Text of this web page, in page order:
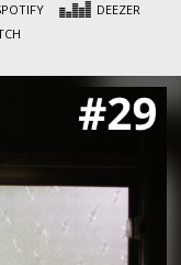
DEEZER